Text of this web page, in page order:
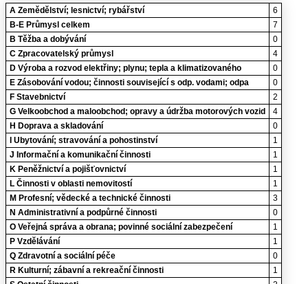
A Zemědělství; lesnictví; rybářství
6
B-E Průmysl celkem
7
B Těžba a dobývání
0
C Zpracovatelský průmysl
4
D Výroba a rozvod elektřiny; plynu; tepla a klimatizovaného
0
E Zásobování vodou; činnosti související s odp. vodami; odpa
0
F Stavebnictví
2
G Velkoobchod a maloobchod; opravy a údržba motorových vozid
4
H Doprava a skladování
0
I Ubytování; stravování a pohostinství
1
J Informační a komunikační činnosti
1
K Peněžnictví a pojišťovnictví
1
L Činnosti v oblasti nemovitostí
1
M Profesní; vědecké a technické činnosti
3
N Administrativní a podpůrné činnosti
0
O Veřejná správa a obrana; povinné sociální zabezpečení
1
P Vzdělávání
1
Q Zdravotní a sociální péče
0
R Kulturní; zábavní a rekreační činnosti
1